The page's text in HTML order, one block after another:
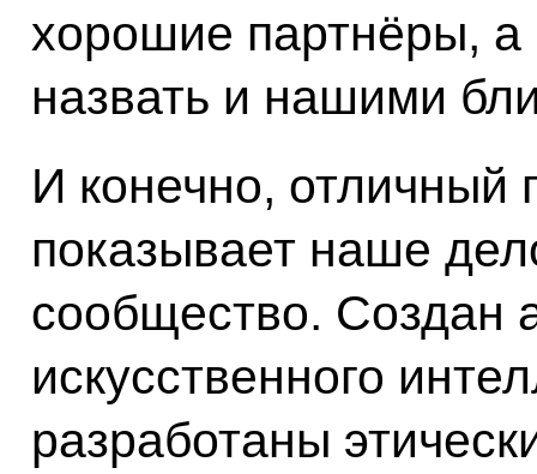
хорошие партнёры,
назвать и нашими
И конечно, отличный
показывает наше
сообщество. Создан
искусственного
разработаны